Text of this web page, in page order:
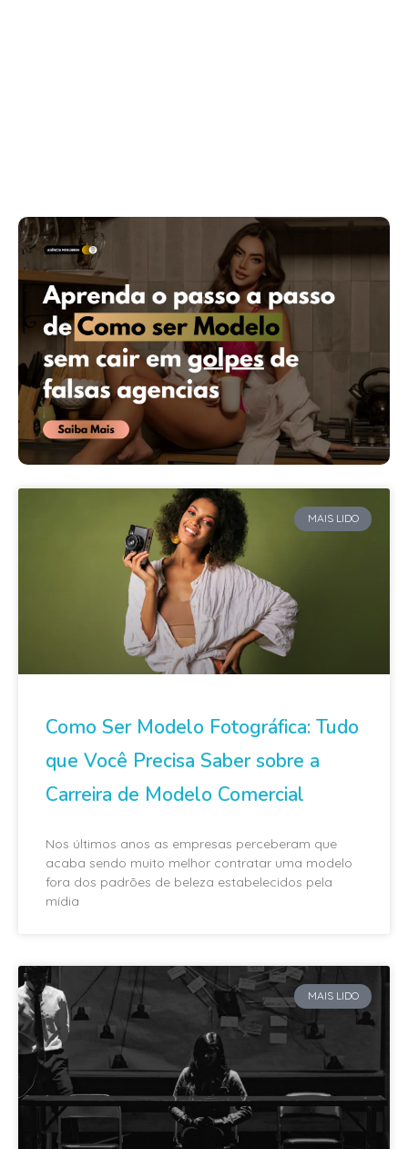
MAIS LIDO
Como Ser Modelo Fotográfica: Tudo
que Você Precisa Saber sobre a
Carreira de Modelo Comercial
Nos últimos anos as empresas perceberam que
acaba sendo muito melhor contratar uma modelo
fora dos padrões de beleza estabelecidos pela
mídia
MAIS LIDO